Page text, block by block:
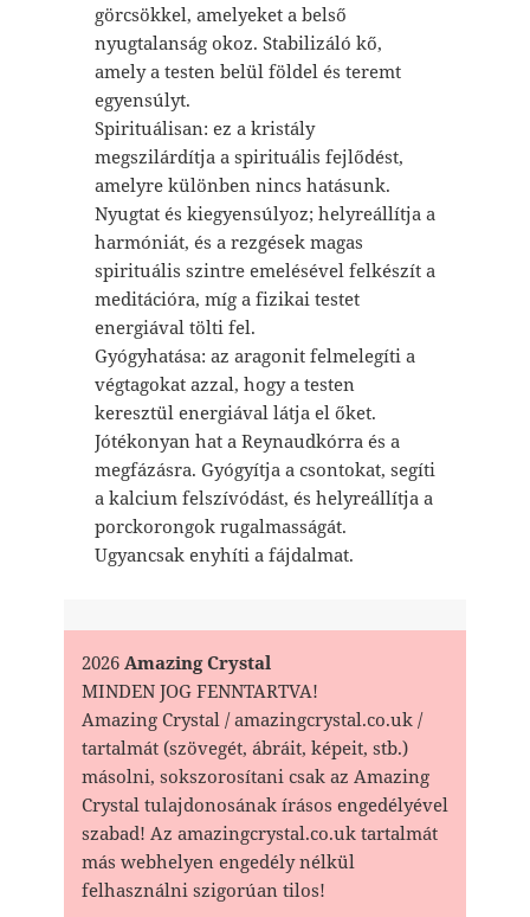
görcsökkel, amelyeket a belső
nyugtalanság okoz. Stabilizáló kő,
amely a testen belül földel és teremt
egyensúlyt.
Spirituálisan: ez a kristály
megszilárdítja a spirituális fejlődést,
amelyre különben nincs hatásunk.
Nyugtat és kiegyensúlyoz; helyreállítja a
harmóniát, és a rezgések magas
spirituális szintre emelésével felkészít a
meditációra, míg a fizikai testet
energiával tölti fel.
Gyógyhatása: az aragonit felmelegíti a
végtagokat azzal, hogy a testen
keresztül energiával látja el őket.
Jótékonyan hat a Reynaudkórra és a
megfázásra. Gyógyítja a csontokat, segíti
a kalcium felszívódást, és helyreállítja a
porckorongok rugalmasságát.
Ugyancsak enyhíti a fájdalmat.
2026Amazing Crystal
MINDEN JOG FENNTARTVA!
Amazing Crystal / amazingcrystal.co.uk /
tartalmát (szövegét, ábráit, képeit, stb.)
másolni, sokszorosítani csak az Amazing
Crystal tulajdonosának írásos engedélyével
szabad! Az amazingcrystal.co.uk tartalmát
más webhelyen engedély nélkül
felhasználni szigorúan tilos!